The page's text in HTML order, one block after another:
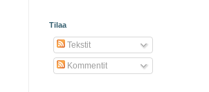
Tilaa
Tekstit
Kommentit